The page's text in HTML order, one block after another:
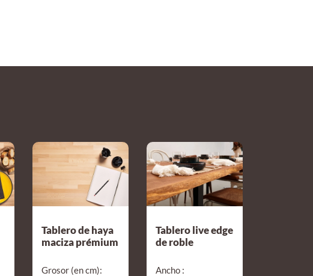
Tablero de haya
maciza prémium
Grosor (en cm):
Tablero live edge
de roble
Ancho :